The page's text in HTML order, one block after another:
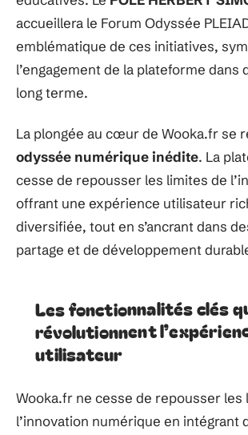
accueillera le Forum Odyssée
emblématique de ces initiatives,
l’engagement de la plateforme dans
long terme.
La plongée au cœur de Wooka.fr se
odyssée numérique inédite. La
cesse de repousser les limites de
offrant une expérience utilisateur
diversifiée, tout en s’ancrant dans
partage et de développement
Les fonctionnalités clés
révolutionnent
utilisateur
Wooka.fr ne cesse de repousser les
l’innovation numérique en intégrant